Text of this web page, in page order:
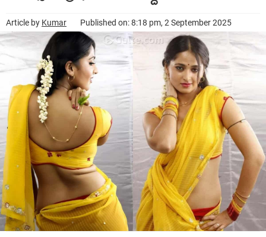
Article by Kumar Published on: 8:18 pm, 2 September 2025